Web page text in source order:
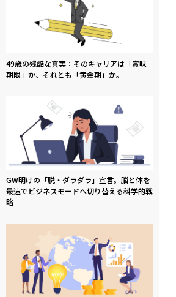
49歳の残酷な真実：そのキャリアは「賞味
期限」か、それとも「黄金期」か。
GW明けの「脱・ダラダラ」宣言。脳と体を
最速でビジネスモードへ切り替える科学的戦
略